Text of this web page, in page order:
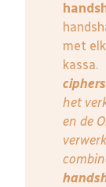
met
kassa.
ciphers
het
en de